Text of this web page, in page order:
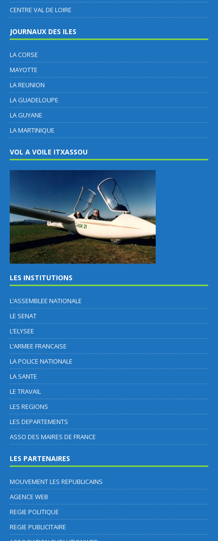
CENTRE VAL DE LOIRE
JOURNAUX DES ILES
LA CORSE
MAYOTTE
LA REUNION
LA GUADELOUPE
LA GUYANE
LA MARTINIQUE
VOL A VOILE ITXASSOU
LES INSTITUTIONS
L’ASSEMBLEE NATIONALE
LE SENAT
L’ELYSEE
L’ARMEE FRANCAISE
LA POLICE NATIONALE
LA SANTE
LE TRAVAIL
LES REGIONS
LES DEPARTEMENTS
ASSO DES MAIRES DE FRANCE
LES PARTENAIRES
MOUVEMENT LES REPUBLICAINS
AGENCE WEB
REGIE POLITIQUE
REGIE PUBLICITAIRE